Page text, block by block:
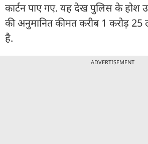
कार्टन पाए गए. यह देख पुलिस के होश
की अनुमानित कीमत करीब 1 करोड़
है.
ADVERTISEMENT